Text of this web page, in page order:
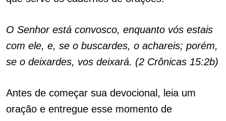
O Senhor está convosco, enquanto vós estais
com ele, e, se o buscardes, o achareis; porém,
se o deixardes, vos deixará. (2 Crônicas 15:2b)
Antes de começar sua devocional, leia um
oração e entregue esse momento de